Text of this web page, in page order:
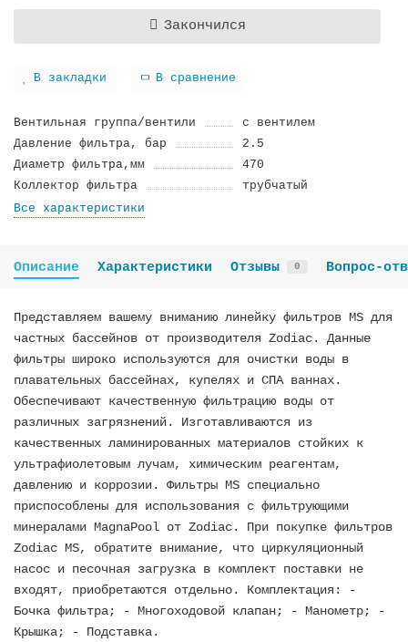
Закончился
В закладки В сравнение
Вентильная группа/вентили
с вентилем
Дaвление фильтра, бар
2.5
Диаметр фильтра,мм
470
Коллектор фильтра
трубчатый
Все характеристики
Описание Характеристики Отзывы 0 Вопрос-
Представляем вашему вниманию линейку фильтров MS для
частных бассейнов от производителя Zodiac. Данные
фильтры широко используются для очистки воды в
плавательных бассейнах, купелях и СПА ваннах.
Обеспечивают качественную фильтрацию воды от
различных загрязнений. Изготавливаются из
качественных ламинированных материалов стойких к
ультрафиолетовым лучам, химическим реагентам,
давлению и коррозии. Фильтры MS специально
приспособлены для использования с фильтрующими
минералами MagnaPool от Zodiac. При покупке фильтров
Zodiac MS, обратите внимание, что циркуляционный
насос и песочная загрузка в комплект поставки не
входят, приобретаются отдельно. Комплектация: -
Бочка фильтра; - Многоходовой клапан; - Манометр; -
Крышка; - Подставка.